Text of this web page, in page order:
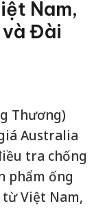
Nam,
và Đài
Thương)
Australia
tra chống
phẩm ống
Việt Nam,